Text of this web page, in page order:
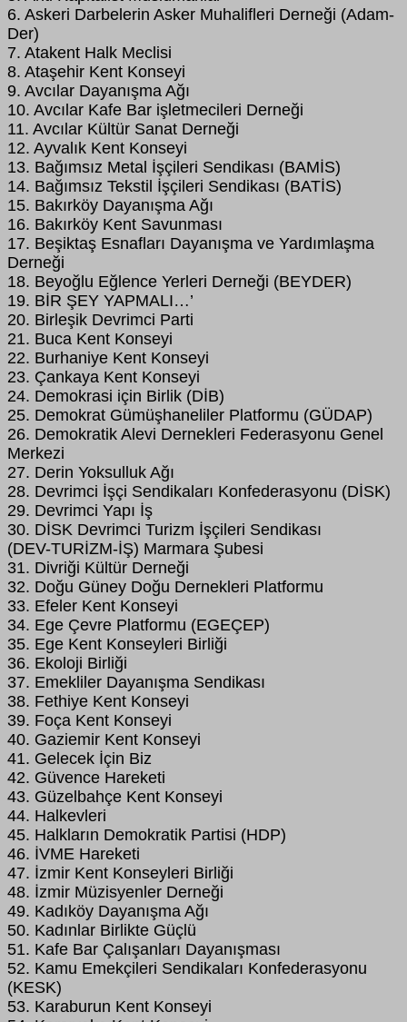
6. Askeri Darbelerin Asker Muhalifleri Derneği (Adam-
Der)
7. Atakent Halk Meclisi
8. Ataşehir Kent Konseyi
9. Avcılar Dayanışma Ağı
10. Avcılar Kafe Bar işletmecileri Derneği
11. Avcılar Kültür Sanat Derneği
12. Ayvalık Kent Konseyi
13. Bağımsız Metal İşçileri Sendikası (BAMİS)
14. Bağımsız Tekstil İşçileri Sendikası (BATİS)
15. Bakırköy Dayanışma Ağı
16. Bakırköy Kent Savunması
17. Beşiktaş Esnafları Dayanışma ve Yardımlaşma
Derneği
18. Beyoğlu Eğlence Yerleri Derneği (BEYDER)
19. BİR ŞEY YAPMALI…’
20. Birleşik Devrimci Parti
21. Buca Kent Konseyi
22. Burhaniye Kent Konseyi
23. Çankaya Kent Konseyi
24. Demokrasi için Birlik (DİB)
25. Demokrat Gümüşhaneliler Platformu (GÜDAP)
26. Demokratik Alevi Dernekleri Federasyonu Genel
Merkezi
27. Derin Yoksulluk Ağı
28. Devrimci İşçi Sendikaları Konfederasyonu (DİSK)
29. Devrimci Yapı İş
30. DİSK Devrimci Turizm İşçileri Sendikası
(DEV-TURİZM-İŞ) Marmara Şubesi
31. Divriği Kültür Derneği
32. Doğu Güney Doğu Dernekleri Platformu
33. Efeler Kent Konseyi
34. Ege Çevre Platformu (EGEÇEP)
35. Ege Kent Konseyleri Birliği
36. Ekoloji Birliği
37. Emekliler Dayanışma Sendikası
38. Fethiye Kent Konseyi
39. Foça Kent Konseyi
40. Gaziemir Kent Konseyi
41. Gelecek İçin Biz
42. Güvence Hareketi
43. Güzelbahçe Kent Konseyi
44. Halkevleri
45. Halkların Demokratik Partisi (HDP)
46. İVME Hareketi
47. İzmir Kent Konseyleri Birliği
48. İzmir Müzisyenler Derneği
49. Kadıköy Dayanışma Ağı
50. Kadınlar Birlikte Güçlü
51. Kafe Bar Çalışanları Dayanışması
52. Kamu Emekçileri Sendikaları Konfederasyonu
(KESK)
53. Karaburun Kent Konseyi